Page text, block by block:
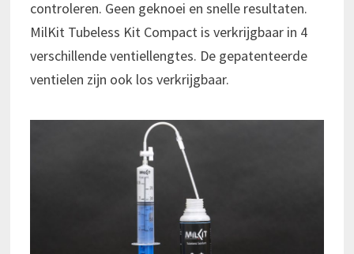
controleren. Geen geknoei en snelle resultaten.
MilKit Tubeless Kit Compact is verkrijgbaar in 4
verschillende ventiellengtes. De gepatenteerde
ventielen zijn ook los verkrijgbaar.